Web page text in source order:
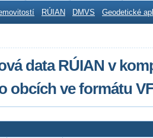
RÚIAN DMVS Geodetické
data RÚIAN v
obcích ve formátu